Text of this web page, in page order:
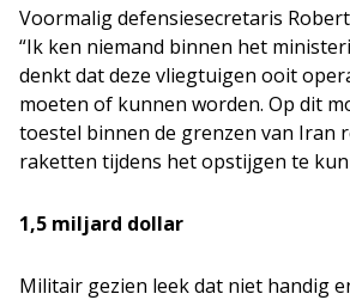
Voormalig defensiesecretaris
“Ik ken niemand binnen het
denkt dat deze vliegtuigen ooit
moeten of kunnen worden. Op dit
toestel binnen de grenzen van Iran
raketten tijdens het opstijgen te
1,5 miljard dollar
Militair gezien leek dat niet handig